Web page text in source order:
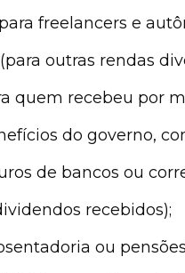
freelancers e
(para outras rendas
quem recebeu por
do governo,
de bancos ou
recebidos);
ou